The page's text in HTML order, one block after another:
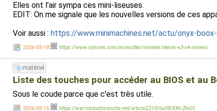
Elles ont l'air sympa ces mini-liseuses.
EDIT: On me signale que les nouvelles versions de ces
Voir aussi : https://www.minimachines.net/actu/onyx-
2026-05-18 https://www.nytimes.com/wirecutter/reviews/xteink-x3-x4-review/
matériel
Liste des touches pour accéder au BIOS et au
Sous le coude parce que c'est très utile.
2026-05-16 https://warriordudimanche.net/article2210/6a08309c2fe01